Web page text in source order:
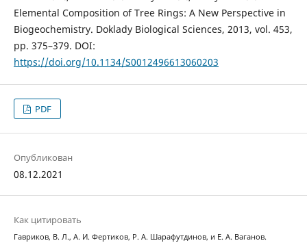
Elemental Composition of Tree Rings: A New Perspective in
Biogeochemistry. Doklady Biological Sciences, 2013, vol. 453,
pp. 375–379. DOI:
https://doi.org/10.1134/S0012496613060203
PDF
Опубликован
08.12.2021
Как цитировать
Гавриков, В. Л., А. И. Фертиков, Р. А. Шарафутдинов, и Е. А. Ваганов.